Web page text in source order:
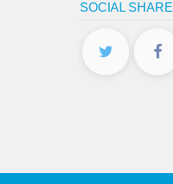
SOCIAL SHARE